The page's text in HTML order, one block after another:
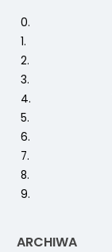
0.
1.
2.
3.
4.
5.
6.
7.
8.
9.
ARCHIWA